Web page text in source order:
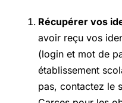
Récupérer vos
avoir reçu vos
(login et mot de
établissement
pas, contactez le